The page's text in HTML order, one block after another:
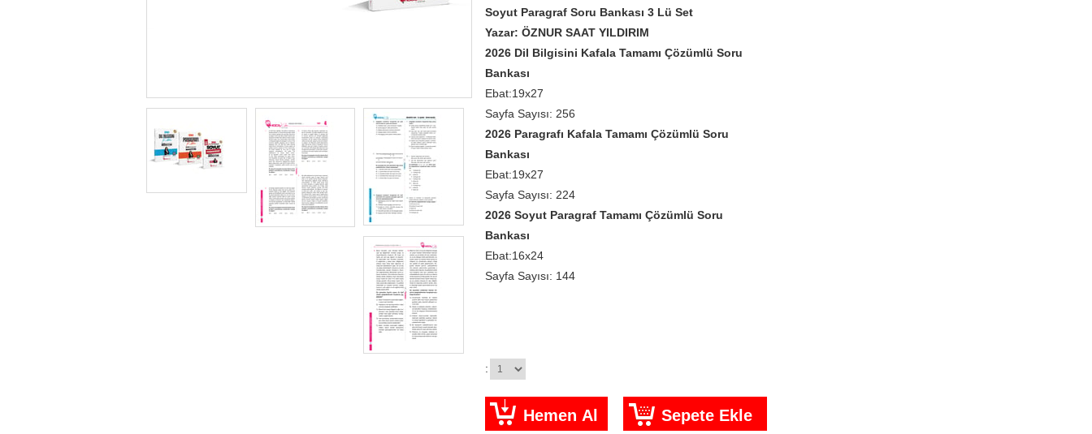
Soyut Paragraf Soru Bankası 3 Lü Set
Yazar: ÖZNUR SAAT YILDIRIM
2026 Dil Bilgisini Kafala Tamamı Çözümlü Soru
Bankası
Ebat:19x27
Sayfa Sayısı: 256
2026 Paragrafı Kafala Tamamı Çözümlü Soru
Bankası
Ebat:19x27
Sayfa Sayısı: 224
2026 Soyut Paragraf Tamamı Çözümlü Soru
Bankası
Ebat:16x24
Sayfa Sayısı: 144
: